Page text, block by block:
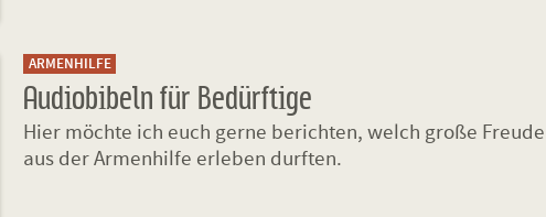
ARMENHILFE
Audiobibeln für Bedürftige
Hier möchte ich euch gerne berichten, welch große
aus der Armenhilfe erleben durften.